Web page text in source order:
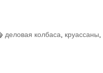
деловая колбаса круассаны